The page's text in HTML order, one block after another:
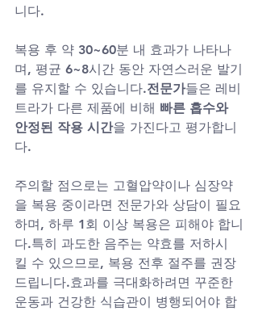
니다.
복용 후 약 30~60분 내 효과가 나타나
며, 평균 6~8시간 동안 자연스러운 발기
를 유지할 수 있습니다.전문가들은 레비
트라가 다른 제품에 비해 빠른 흡수와
안정된 작용 시간을 가진다고 평가합니
다.
주의할 점으로는 고혈압약이나 심장약
을 복용 중이라면 전문가와 상담이 필요
하며, 하루 1회 이상 복용은 피해야 합니
다.특히 과도한 음주는 약효를 저하시
킬 수 있으므로, 복용 전후 절주를 권장
드립니다.효과를 극대화하려면 꾸준한
운동과 건강한 식습관이 병행되어야 합